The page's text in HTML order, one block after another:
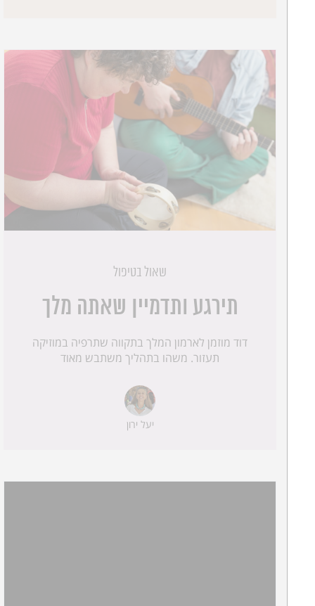
שאול בטיפול
תירגע ותדמיין שאתה מלך
דוד מוזמן לארמון המלך בתקווה שתרפיה במוזיקה
תעזור. משהו בתהליך משתבש מאוד
יעל ירון